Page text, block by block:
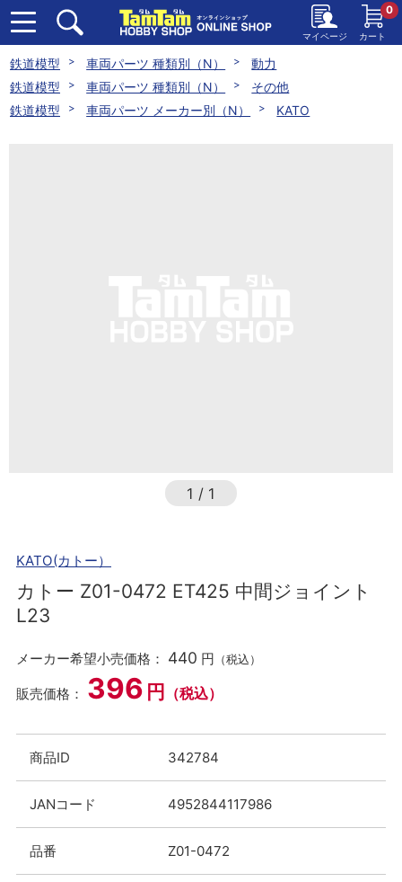
マイページ カート
0
鉄道模型 車両パーツ 種類別（N）
動力
鉄道模型
車両パーツ 種類別（N）
その他
鉄道模型
車両パーツ メーカー別（N） KATO
1 / 1
KATO(カトー）
カトー Z01-0472 ET425 中間ジョイント
L23
メーカー希望小売価格： 440 円 （税込）
販売価格： 396 円 （税込）
商品ID 342784
JANコード 4952844117986
品番 Z01-0472